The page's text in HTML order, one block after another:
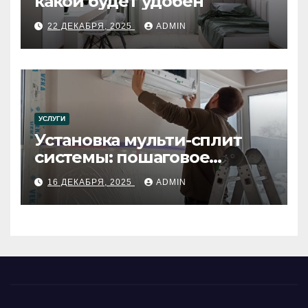
22 ДЕКАБРЯ, 2025 ADMIN
УСЛУГИ
Установка мульти-сплит
системы: пошаговое
руководство
16 ДЕКАБРЯ, 2025 ADMIN